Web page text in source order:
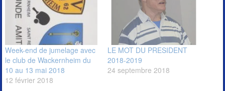
Week-end de jumelage avec
le club de Wackernheim du
10 au 13 mai 2018
12 février 2018
LE MOT DU PRESIDENT
2018-2019
24 septembre 2018